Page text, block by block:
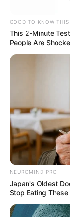
Suministrada
Por:Alerta
Mayo 15, 2018
GOOD TO KNOW THIS
This 2-Minute
People Are
NEUROMIND PRO
Japan's Oldest
Stop Eating These